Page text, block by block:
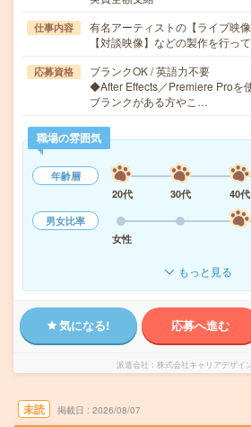
仕事内容
有名アーティストの【ライブ映
【対談映像】などの製作を行っ
応募資格
ブランクOK / 英語力不要
◆After Effects／Premiere Proを
ブランクがある方やこ…
職場の雰囲気
年齢層
20代
30代 40代
男女比率
女性
もっと見る
気になる! 応募へ進む
派遣会社 株式会社キャリアデザイ
未読 掲載日 2026/08/07